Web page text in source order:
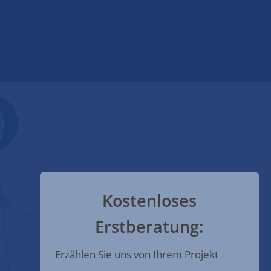
Kostenloses
Erstberatung:
Erzählen Sie uns von Ihrem Projekt